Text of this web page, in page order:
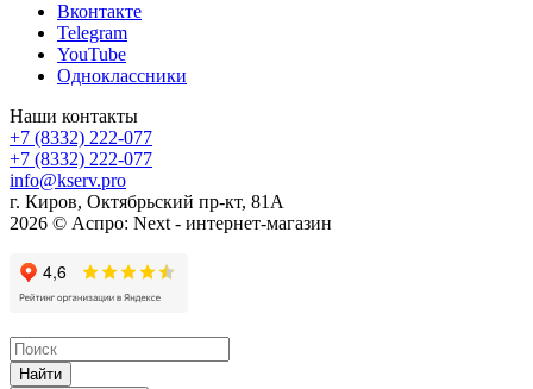
Вконтакте
Telegram
YouTube
Одноклассники
Наши контакты
+7 (8332) 222-077
+7 (8332) 222-077
info@kserv.pro
г. Киров, Октябрьский пр-кт, 81А
2026 © Аспро: Next - интернет-магазин
Найти